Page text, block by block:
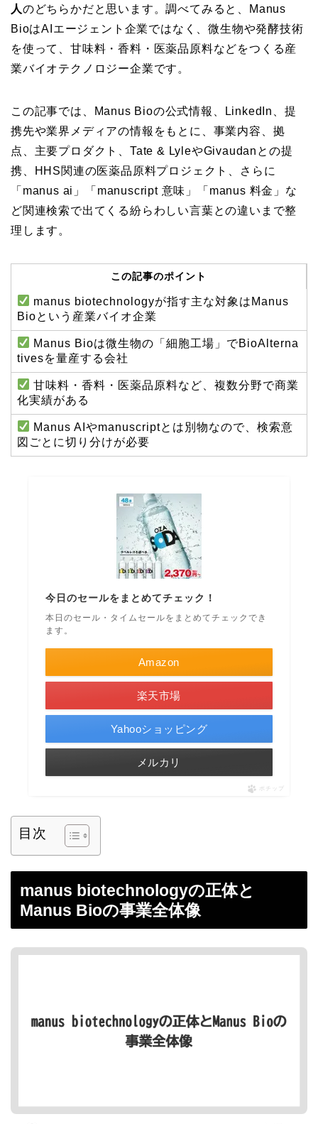
人のどちらかだと思います。調べてみると、Manus
BioはAIエージェント企業ではなく、微生物や発酵技術
を使って、甘味料・香料・医薬品原料などをつくる産
業バイオテクノロジー企業です。
この記事では、Manus Bioの公式情報、LinkedIn、提
携先や業界メディアの情報をもとに、事業内容、拠
点、主要プロダクト、Tate & LyleやGivaudanとの提
携、HHS関連の医薬品原料プロジェクト、さらに
「manus ai」「manuscript 意味」「manus 料金」な
ど関連検索で出てくる紛らわしい言葉との違いまで整
理します。
この記事のポイント
manus biotechnologyが指す主な対象はManus
Bioという産業バイオ企業
Manus Bioは微生物の「細胞工場」でBioAlterna
tivesを量産する会社
甘味料・香料・医薬品原料など、複数分野で商業
化実績がある
Manus AIやmanuscriptとは別物なので、検索意
図ごとに切り分けが必要
今日のセールをまとめてチェック！
本日のセール・タイムセールをまとめてチェックでき
ます。
Amazon
楽天市場
Yahooショッピング
メルカリ
ポチップ
目次
manus biotechnologyの正体と
Manus Bioの事業全体像